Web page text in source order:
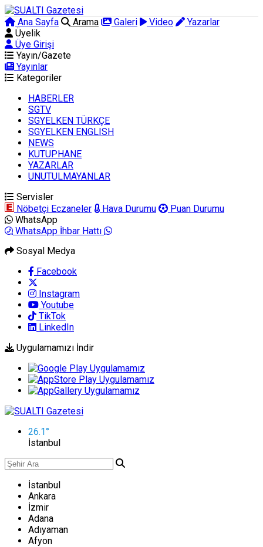
Ana Sayfa Arama Galeri Video
Yazarlar
Üyelik
Üye Girişi
Yayın/Gazete
Yayınlar
Kategoriler
HABERLER
SGTV
SGYELKEN TÜRKÇE
SGYELKEN ENGLISH
NEWS
KUTUPHANE
YAZARLAR
UNUTULMAYANLAR
Servisler
Nöbetçi Eczaneler
Hava Durumu
Puan Durumu
WhatsApp
WhatsApp İhbar Hattı
Sosyal Medya
Facebook
Instagram
Youtube
TikTok
LinkedIn
Uygulamamızı İndir
26.1°
İstanbul
İstanbul
Ankara
İzmir
Adana
Adıyaman
Afyon